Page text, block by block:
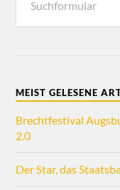
MEIST GELESENE
Brechtfestival
2.0
Der Star, das